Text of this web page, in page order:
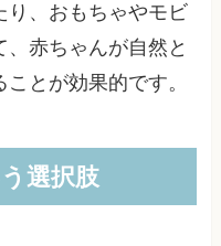
り、おもちゃやモビ
赤ちゃんが自然と
とが効果的です。
選択肢